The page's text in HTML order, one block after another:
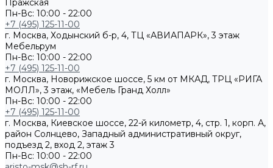
Пражская
Пн-Вс: 10:00 - 22:00
+7 (495) 125-11-00
г. Москва, Ходынский б-р, 4, ТЦ «АВИАПАРК», 3 этаж
Мебельрум
Пн-Вс: 10:00 - 22:00
+7 (495) 125-11-00
г. Москва, Новорижское шоссе, 5 км от МКАД, ТРЦ «РИГА
МОЛЛ», 3 этаж, «Мебель Гранд Холл»
Пн-Вс: 10:00 - 22:00
+7 (495) 125-11-00
г. Москва, Киевское шоссе, 22-й километр, 4, стр. 1, корп. А,
район Солнцево, Западный административный округ,
подъезд 2, вход 2, этаж 3
Пн-Вс: 10:00 - 22:00